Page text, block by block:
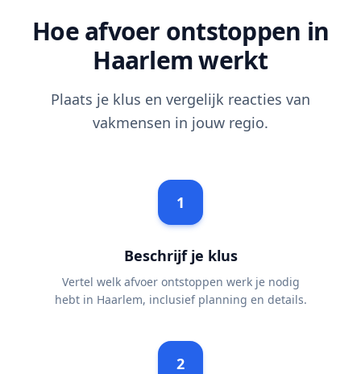
Hoe afvoer ontstoppen in
Haarlem werkt
Plaats je klus en vergelijk reacties van
vakmensen in jouw regio.
1
Beschrijf je klus
Vertel welk afvoer ontstoppen werk je nodig
hebt in Haarlem, inclusief planning en details.
2